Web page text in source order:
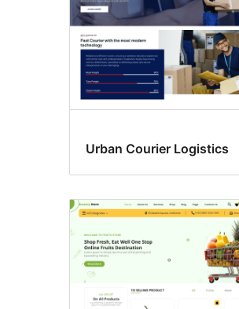
Urban Courier Logistics